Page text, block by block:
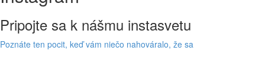
Pripojte sa k nášmu instasvetu
Poznáte ten pocit, keď vám niečo nahováralo, že sa